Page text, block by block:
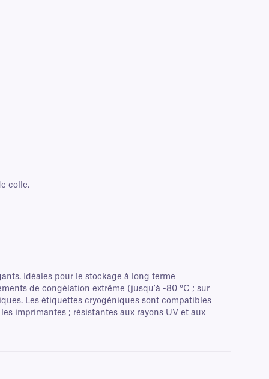
colle.
Idéales pour le stockage à long terme
de congélation extrême (jusqu'à -80 °C ; sur
Les étiquettes cryogéniques sont compatibles
imprimantes ; résistantes aux rayons UV et aux